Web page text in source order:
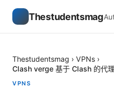
Thestudentsmag
Thestudentsmag › VPNs ›
Clash verge 基于 Clash 的代
VPNS